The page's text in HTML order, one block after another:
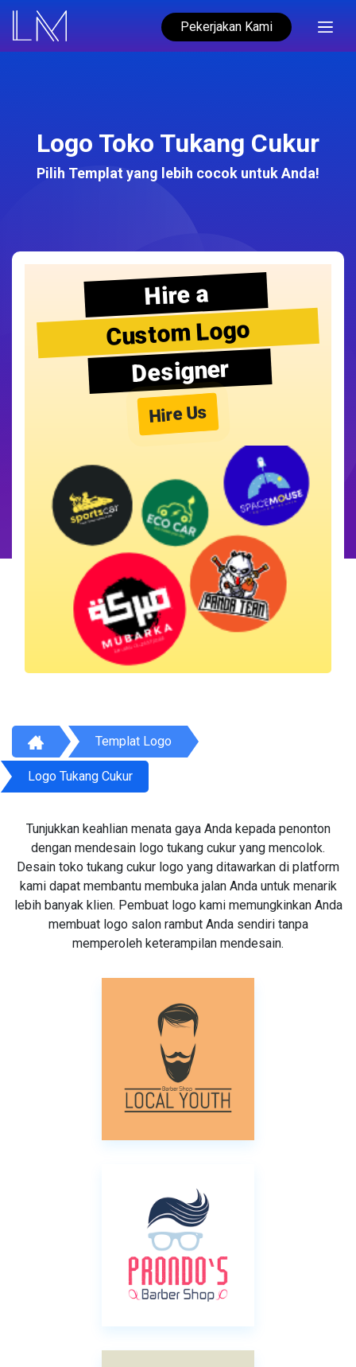
Pekerjakan Kami
Logo Toko Tukang Cukur
Pilih Templat yang lebih cocok untuk Anda!
Hire a
Custom Logo
Designer
Hire Us
Templat Logo
Logo Tukang Cukur
Tunjukkan keahlian menata gaya Anda kepada penonton
dengan mendesain logo tukang cukur yang mencolok.
Desain toko tukang cukur logo yang ditawarkan di platform
kami dapat membantu membuka jalan Anda untuk menarik
lebih banyak klien. Pembuat logo kami memungkinkan Anda
membuat logo salon rambut Anda sendiri tanpa
memperoleh keterampilan mendesain.